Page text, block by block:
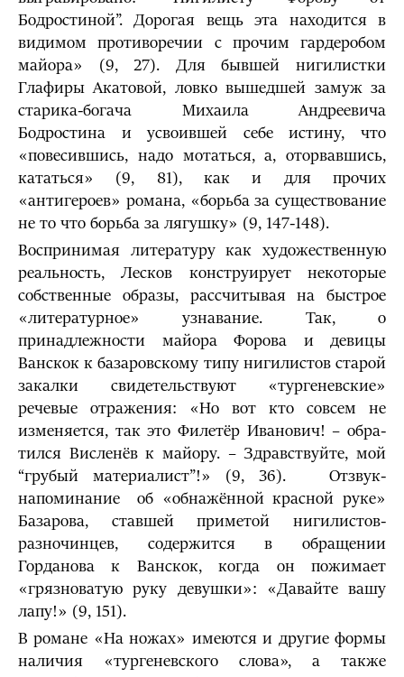
Бодростиной”. Дорогая вещь эта нахо­дится в
видимом противоречии с прочим гардеробом
майора» (9, 27). Для бывшей нигилистки
Глафиры Акатовой, ловко вышедшей замуж за
старика-богача Михаила Андреевича
Бодростина и усвоившей себе истину, что
«повесившись, надо мотаться, а, оторвавшись,
кататься» (9, 81), как и для прочих
«антигероев» романа, «борьба за существова­ние
не то что борьба за лягушку» (9, 147-148).
Воспринимая литературу как художественную
реальность, Лесков конструи­рует некоторые
собственные образы, рассчитывая на быстрое
«литературное» уз­навание. Так, о
принадлежности майора Форова и девицы
Ванскок к базаров­скому типу нигилистов старой
закалки свидетельствуют «тургеневские»
речевые отражения: «Но вот кто совсем не
изменяется, так это Филетёр Иванович! – обра­
тился Висленёв к майору. – Здравствуйте, мой
“грубый материалист”!» (9, 36). Отзвук-
напоминание об «обнажённой красной руке»
Ба­зарова, ставшей приметой нигилистов-
разночинцев, содержится в обращении
Горданова к Ванскок, когда он пожимает
«грязноватую руку девушки»: «Давайте вашу
лапу!» (9, 151).
В романе «На ножах» имеются и другие формы
наличия «турге­невского слова», а также